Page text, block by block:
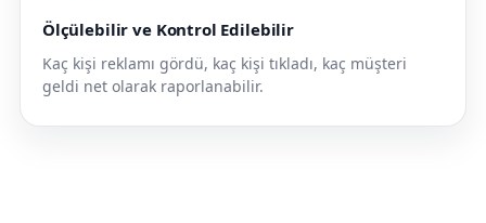
Ölçülebilir ve Kontrol Edilebilir
Kaç kişi reklamı gördü, kaç kişi tıkladı, kaç müşteri
geldi net olarak raporlanabilir.